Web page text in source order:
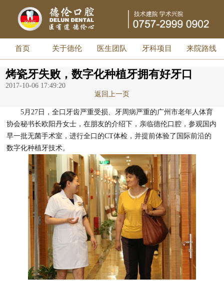
首页 关于德伦 医生团队 牙科项目 来院路线
烤瓷牙失败，数字化种植牙拥有好牙口
2017-10-06 17:49:20
返回上一页
5月27日，全口牙齿严重受损、牙周病严重的广州市老年人体育
协会秘书长欧阳丹女士，在朋友的介绍下，亲临德伦口腔，参观国内
早一批无菌手术室，进行全口的CT体检，并提前体验了国际前沿的
数字化种植牙技术。